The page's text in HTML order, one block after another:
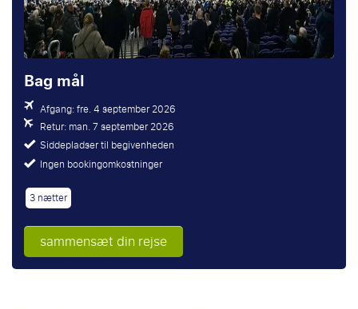
Bag mål
Afgang: fre. 4 september 2026
Retur: man. 7 september 2026
Siddepladser til begivenheden
Ingen bookingomkostninger
3 nætter
sammensæt din rejse